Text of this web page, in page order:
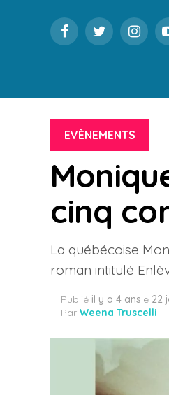
EVÈNEMENTS
cinq
La québécoise
roman intitulé
Publié il y a 4 ansle 22
Par Weena Truscelli